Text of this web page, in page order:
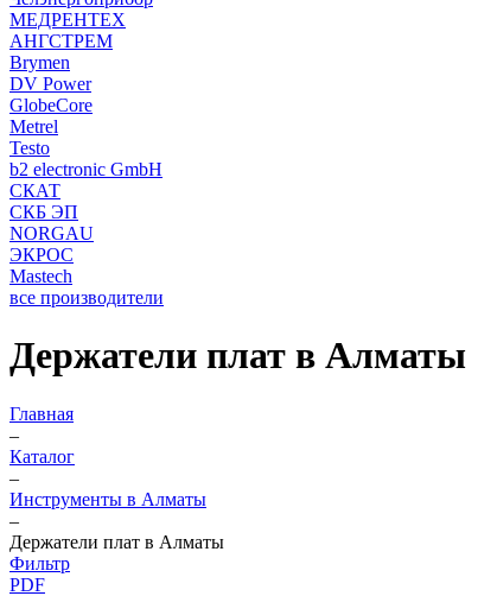
МЕДРЕНТЕХ
АНГСТРЕМ
Brymen
DV Power
GlobeCore
Metrel
Testo
b2 electronic GmbH
СКАТ
СКБ ЭП
NORGAU
ЭКРОС
Mastech
все производители
Держатели плат в Алматы
Главная
–
Каталог
–
Инструменты в Алматы
–
Держатели плат в Алматы
Фильтр
PDF